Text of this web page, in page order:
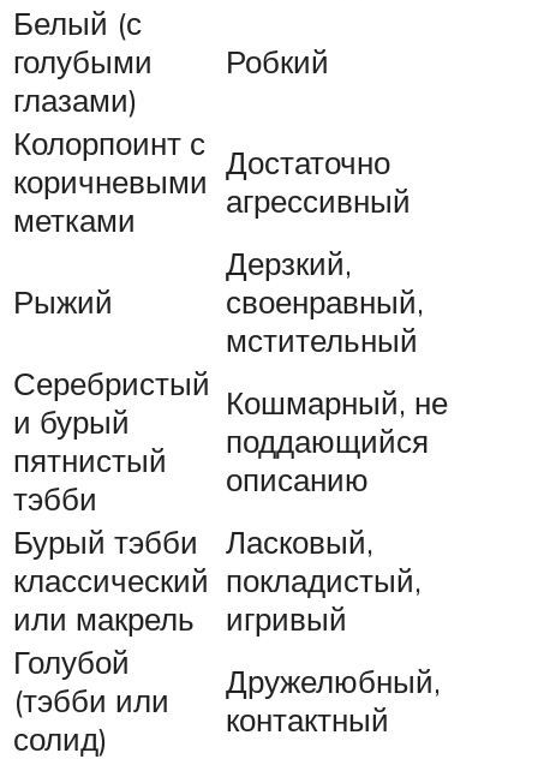
Белый (с
голубыми
глазами)
Робкий
Колорпоинт с
коричневыми
метками
Достаточно
агрессивный
Рыжий
Дерзкий,
своенравный,
мстительный
Серебристый
и бурый
пятнистый
тэбби
Кошмарный, не
поддающийся
описанию
Бурый тэбби
классический
или макрель
Ласковый,
покладистый,
игривый
Голубой
(тэбби или
солид)
Дружелюбный,
контактный